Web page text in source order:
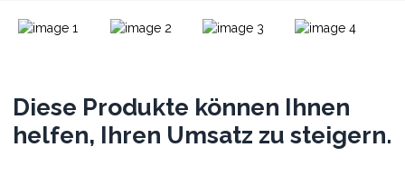
Diese Produkte können Ihnen
helfen, Ihren Umsatz zu steigern.